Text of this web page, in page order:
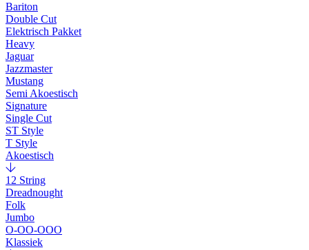
Bariton
Double Cut
Elektrisch Pakket
Heavy
Jaguar
Jazzmaster
Mustang
Semi Akoestisch
Signature
Single Cut
ST Style
T Style
Akoestisch
12 String
Dreadnought
Folk
Jumbo
O-OO-OOO
Klassiek